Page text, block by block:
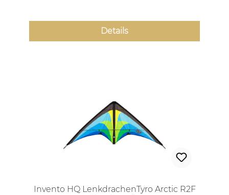
Details
Invento HQ LenkdrachenTyro Arctic R2F